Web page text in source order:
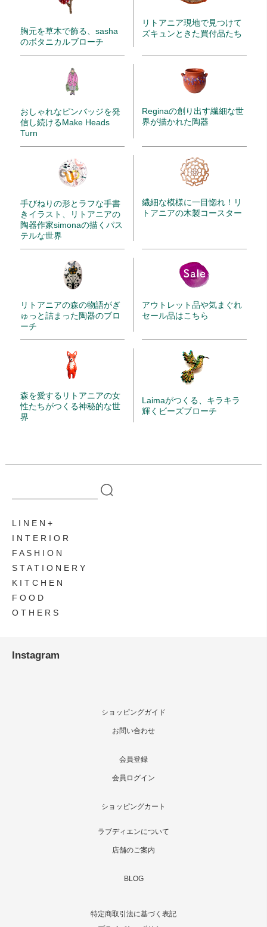
胸元を草木で飾る、sasha
のボタニカルブローチ
リトアニア現地で見つけて
ズキュンときた買付品たち
おしゃれなピンバッジを発
信し続けるMake Heads
Turn
Reginaの創り出す繊細な世
界が描かれた陶器
手びねりの形とラフな手書
きイラスト、リトアニアの
陶器作家simonaの描くパス
テルな世界
繊細な模様に一目惚れ！リ
トアニアの木製コースター
リトアニアの森の物語がぎ
ゅっと詰まった陶器のブロ
ーチ
アウトレット品や気まぐれ
セール品はこちら
森を愛するリトアニアの女
性たちがつくる神秘的な世
界
Laimaがつくる、キラキラ
輝くビーズブローチ
L I N E N
I N T E R I O R
F A S H I O N
S T A T I O N E R Y
K I T C H E N
F O O D
O T H E R S
Instagram
ショッピングガイド
お問い合わせ
会員登録
会員ログイン
ショッピングカート
ラブディエンについて
店舗のご案内
BLOG
特定商取引法に基づく表記